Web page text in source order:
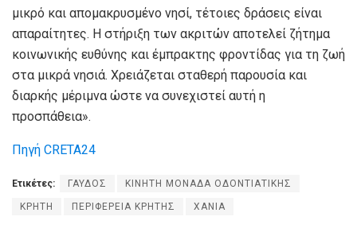
μικρό και απομακρυσμένο νησί, τέτοιες δράσεις είναι
απαραίτητες. Η στήριξη των ακριτών αποτελεί ζήτημα
κοινωνικής ευθύνης και έμπρακτης φροντίδας για τη ζωή
στα μικρά νησιά. Χρειάζεται σταθερή παρουσία και
διαρκής μέριμνα ώστε να συνεχιστεί αυτή η
προσπάθεια».
Πηγή CRETA24
Ετικέτες: ΓΑΥΔΟΣ ΚΙΝΗΤΗ ΜΟΝΑΔΑ ΟΔΟΝΤΙΑΤΙΚΗΣ
ΚΡΗΤΗ ΠΕΡΙΦΕΡΕΙΑ ΚΡΗΤΗΣ ΧΑΝΙΑ